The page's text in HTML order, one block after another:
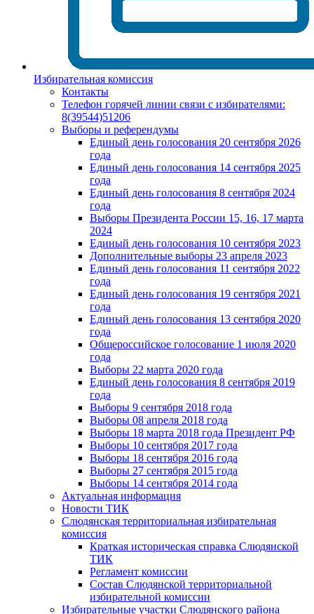
Избирательная комиссия
Контакты
Телефон горячей линии связи с избирателями:
8(39544)51206
Выборы и референдумы
Единый день голосования 20 сентября 2026
года
Единый день голосования 14 сентября 2025
года
Единый день голосования 8 сентября 2024
года
Выборы Президента России 15, 16, 17 марта
2024
Единый день голосования 10 сентября 2023
Дополнительные выборы 23 апреля 2023
Единый день голосования 11 сентября 2022
года
Единый день голосования 19 сентября 2021
года
Единый день голосования 13 сентября 2020
года
Общероссийское голосование 1 июля 2020
года
Выборы 22 марта 2020 года
Единый день голосования 8 сентября 2019
года
Выборы 9 сентября 2018 года
Выборы 08 апреля 2018 года
Выборы 18 марта 2018 года Президент РФ
Выборы 10 сентября 2017 года
Выборы 18 сентября 2016 года
Выборы 27 сентября 2015 года
Выборы 14 сентября 2014 года
Актуальная информация
Новости ТИК
Слюдянская территориальная избирательная
комиссия
Краткая историческая справка Слюдянской
ТИК
Регламент комиссии
Состав Слюдянской территориальной
избирательной комиссии
Избирательные участки Слюдянского района